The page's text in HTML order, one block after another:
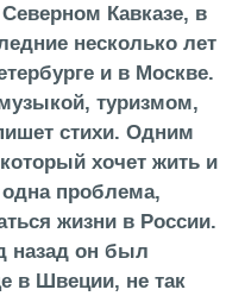
Кавказе, в
несколько лет
и в Москве.
туризмом,
стихи. Одним
хочет жить и
проблема,
жизни в России.
назад он был
в Швеции, не так